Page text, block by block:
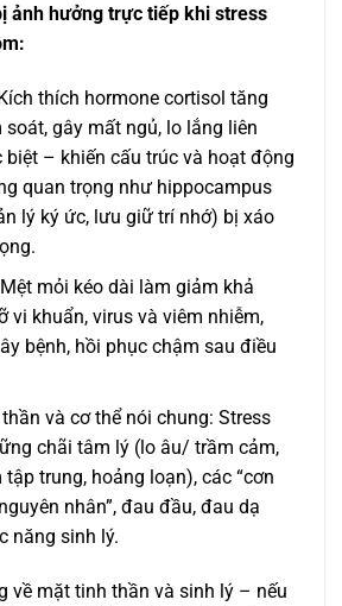
ảnh hưởng trực tiếp khi stress
thích hormone cortisol tăng
gây mất ngủ, lo lắng liên
biệt – khiến cấu trúc và hoạt động
quan trọng như hippocampus
lý ký ức, lưu giữ trí nhớ) bị xáo
mỏi kéo dài làm giảm khả
vi khuẩn, virus và viêm nhiễm,
bệnh, hồi phục chậm sau điều
và cơ thể nói chung: Stress
chãi tâm lý (lo âu/ trầm cảm,
trung, hoảng loạn), các “cơn
nhân”, đau đầu, đau dạ
năng sinh lý.
về mặt tinh thần và sinh lý – nếu